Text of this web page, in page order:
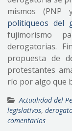
mismos (PNP
politiqueos del
fujimorismo
derogatorias.
propuesta de
protestantes
río por algo que
Actualidad del
legislativos,
comentarios